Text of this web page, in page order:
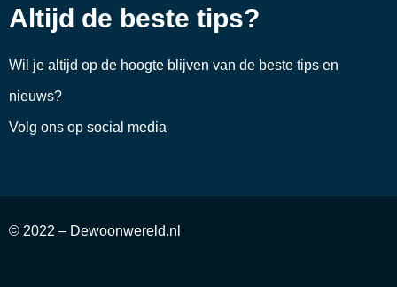
Altijd de beste tips?
Wil je altijd op de hoogte blijven van de beste tips en
nieuws?
Volg ons op social media
© 2022 – Dewoonwereld.nl